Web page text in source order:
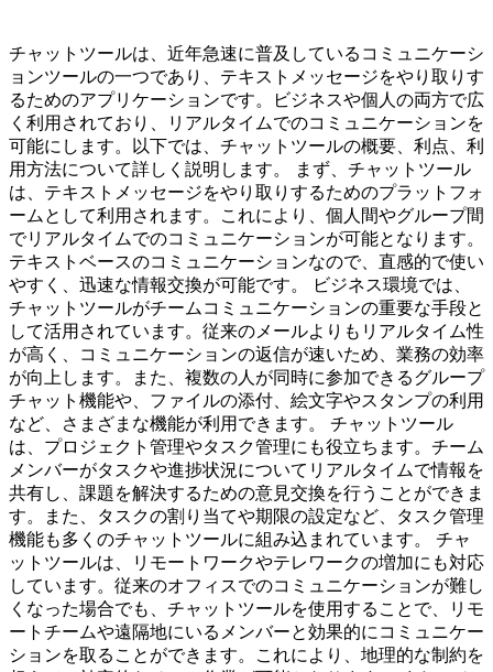
チャットツールは、近年急速に普及しているコミュニケーシ
ョンツールの一つであり、テキストメッセージをやり取りす
るためのアプリケーションです。ビジネスや個人の両方で広
く利用されており、リアルタイムでのコミュニケーションを
可能にします。以下では、チャットツールの概要、利点、利
用方法について詳しく説明します。 まず、チャットツール
は、テキストメッセージをやり取りするためのプラットフォ
ームとして利用されます。これにより、個人間やグループ間
でリアルタイムでのコミュニケーションが可能となります。
テキストベースのコミュニケーションなので、直感的で使い
やすく、迅速な情報交換が可能です。 ビジネス環境では、
チャットツールがチームコミュニケーションの重要な手段と
して活用されています。従来のメールよりもリアルタイム性
が高く、コミュニケーションの返信が速いため、業務の効率
が向上します。また、複数の人が同時に参加できるグループ
チャット機能や、ファイルの添付、絵文字やスタンプの利用
など、さまざまな機能が利用できます。 チャットツール
は、プロジェクト管理やタスク管理にも役立ちます。チーム
メンバーがタスクや進捗状況についてリアルタイムで情報を
共有し、課題を解決するための意見交換を行うことができま
す。また、タスクの割り当てや期限の設定など、タスク管理
機能も多くのチャットツールに組み込まれています。 チャ
ットツールは、リモートワークやテレワークの増加にも対応
しています。従来のオフィスでのコミュニケーションが難し
くなった場合でも、チャットツールを使用することで、リモ
ートチームや遠隔地にいるメンバーと効果的にコミュニケー
ションを取ることができます。これにより、地理的な制約を